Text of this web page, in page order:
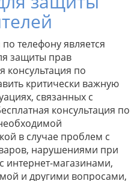
телефону является
защиты прав
консультация по
критически важную
связанных с
консультация по
в случае проблем с
нарушениями при
интернет-магазинами,
и другими вопросами,